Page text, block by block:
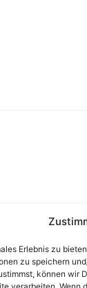
Erlebnis zu
zu speichern
können wir